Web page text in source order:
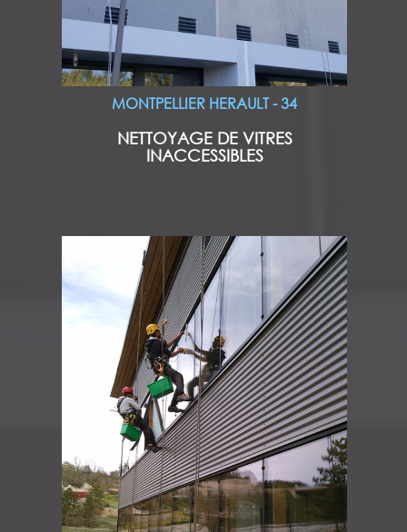
MONTPELLIER HERAULT - 34
NETTOYAGE DE VITRES
INACCESSIBLES